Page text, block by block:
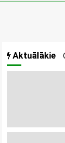
Aktuālākie